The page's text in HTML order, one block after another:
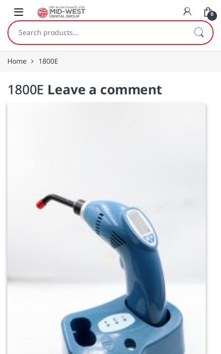
Skip to navigation
Skip to content
0
Search for:
Home 1800E
1800E Leave a comment